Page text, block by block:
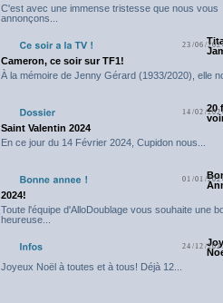
C'est avec une immense tristesse que nous vous
annonçons...
23/06/
Cameron, ce soir sur TF1!
À la mémoire de Jenny Gérard (1933/2020), elle
14/02/20
Saint Valentin 2024
En ce jour du 14 Février 2024, Cupidon nous...
01/01/
2024!
Toute l'équipe d'AlloDoublage vous souhaite une
heureuse...
24/12/
Joyeux Noël à toutes et à tous! Déjà 12...